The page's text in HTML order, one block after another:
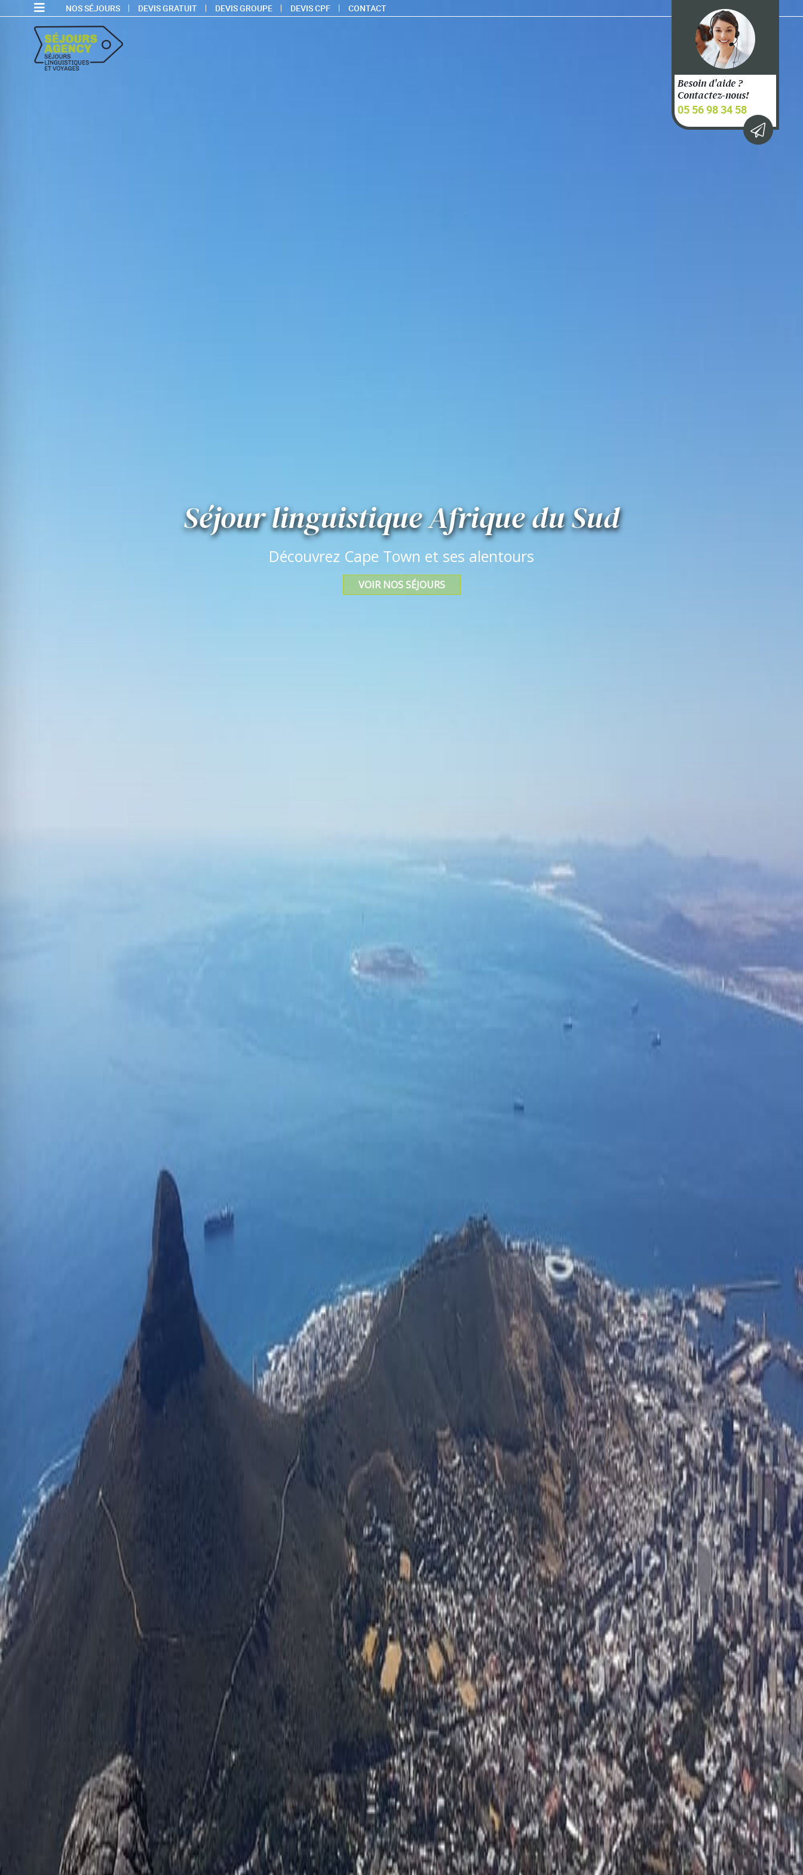
Besoin d'aide ?
Contactez-nous!
05 56 98 34 58
NOS SÉJOURS DEVIS GRATUIT DEVIS GROUPE DEVIS CPF CONTACT
Séjour linguistique Afrique du Sud
Découvrez Cape Town et ses alentours
VOIR NOS SÉJOURS